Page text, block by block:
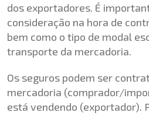
dos exportadores. É
consideração na hora de
bem como o tipo de modal
transporte da mercadoria.
Os seguros podem ser
mercadoria (comprador/
está vendendo (exportador).